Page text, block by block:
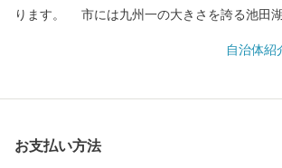
ります。 市には九州一の大きさを誇る池田湖、薩摩富士の別名
なる、かおり風景百選の知林ヶ島を有し、ま
自治体紹
お支払い方法